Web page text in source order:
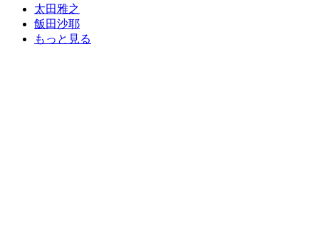
太田雅之
飯田沙耶
もっと見る